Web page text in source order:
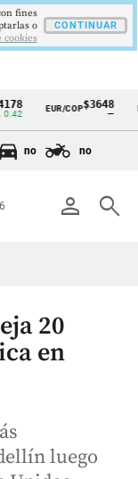
EUR/COP$3648
—
no no
person search
20
en
luego
fines
o
cookies
CONTINUAR